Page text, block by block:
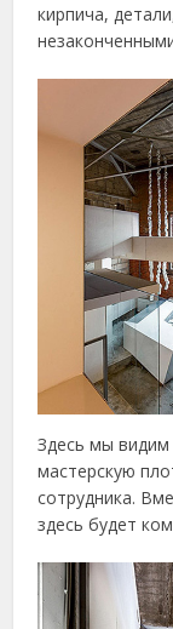
кирпича,
Здесь мы
мастерскую
сотрудника.
здесь будет